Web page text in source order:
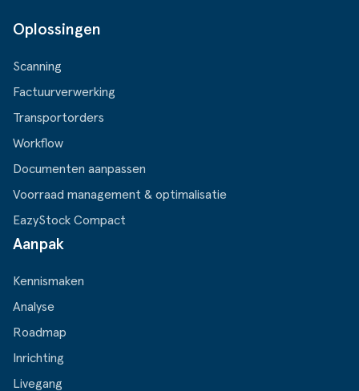
Oplossingen
Scanning
Factuurverwerking
Transportorders
Workflow
Documenten aanpassen
Voorraad management & optimalisatie
EazyStock Compact
Aanpak
Kennismaken
Analyse
Roadmap
Inrichting
Livegang